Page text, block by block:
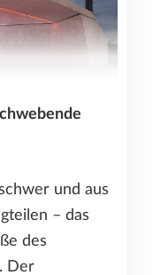
und aus
– das
des
Der